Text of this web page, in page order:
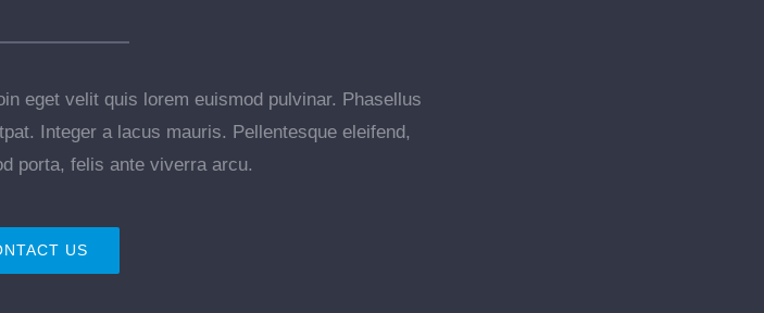
eget velit quis lorem euismod pulvinar. Phasellus
Integer a lacus mauris. Pellentesque eleifend,
porta, felis ante viverra arcu.
US